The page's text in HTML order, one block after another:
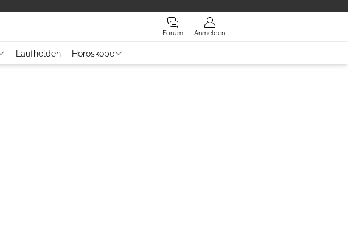
Forum Anmelden
Laufhelden Horoskope